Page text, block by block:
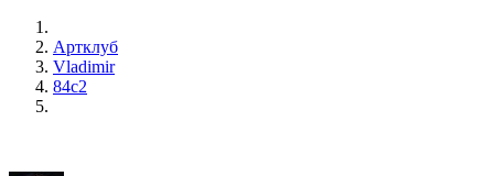
Артклуб
Vladimir
84c2